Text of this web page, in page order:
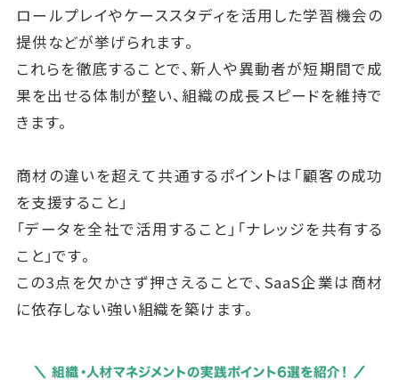
ロールプレイやケーススタディを活用した学習機会の
提供などが挙げられます。
これらを徹底することで、新人や異動者が短期間で成
果を出せる体制が整い、組織の成長スピードを維持で
きます。
商材の違いを超えて共通するポイントは「顧客の成功
を支援すること」
「データを全社で活用すること」「ナレッジを共有する
こと」です。
この3点を欠かさず押さえることで、SaaS企業は商材
に依存しない強い組織を築けます。